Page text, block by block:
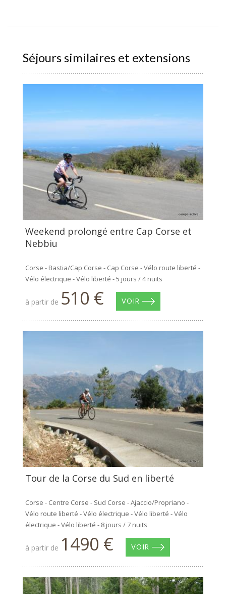
Séjours similaires et extensions
Weekend prolongé entre Cap Corse et
Nebbiu
Corse - Bastia/Cap Corse - Cap Corse - Vélo route liberté -
Vélo électrique - Vélo liberté - 5 jours / 4 nuits
à partir de 510 € VOIR
Tour de la Corse du Sud en liberté
Corse - Centre Corse - Sud Corse - Ajaccio/Propriano -
Vélo route liberté - Vélo électrique - Vélo liberté - Vélo
électrique - Vélo liberté - 8 jours / 7 nuits
à partir de 1490 € VOIR